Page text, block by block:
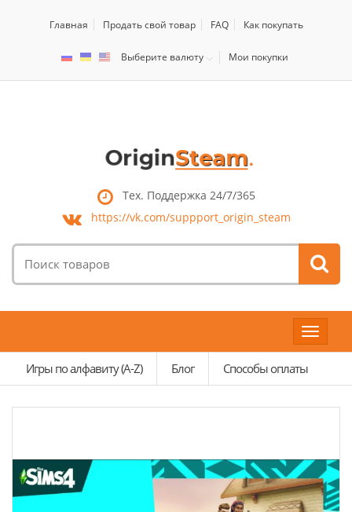
Главная Продать свой товар FAQ Как покупать
Выберите валюту Мои покупки
Тех. Поддержка 24/7/365
https://vk.com/suppport_origin_steam
товаров:
Toggle
Игры по алфавиту (A-Z)
Блог Способы оплаты